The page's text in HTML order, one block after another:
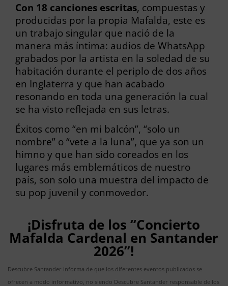
Con 18 canciones escritas, compuestas y
producidas por la propia Mafalda, este es
un trabajo singular que nació de la
manera más íntima: audios de WhatsApp
grabados por la artista en la soledad de su
habitación durante el periplo de dos años
en Inglaterra y que han acabado
resonando en toda una generación la cual
se ha visto reflejada en sus letras.
Éxitos como “en mi balcón”, “solo un
nombre” o “vete a la luna”, que ya son un
himno y que han sido coreados en los
lugares más emblemáticos de nuestro
país, son solo una muestra del impacto de
su pop juvenil y conmovedor.
¡Disfruta de los “Concierto
Mafalda Cardenal en Santander
2026”!
Descubre Santander informa de que los diferentes eventos publicados se
ofrecen a modo informativo, no siendo Descubre Santander responsable de los